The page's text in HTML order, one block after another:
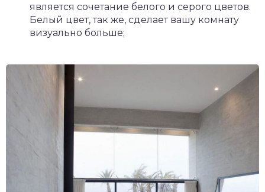
является сочетание белого и серого цветов.
Белый цвет, так же, сделает вашу комнату
визуально больше;